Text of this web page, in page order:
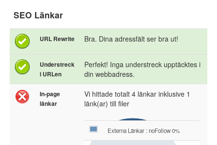
SEO Länkar
URL Rewrite Bra. Dina adressfält ser bra ut!
Understreck
i URLen
Perfekt! Inga understreck upptäcktes i
din webbadress.
In-page
länkar
Vi hittade totalt 4 länkar inklusive 1
länk(ar) till filer
Externa Länkar : noFollow 0%